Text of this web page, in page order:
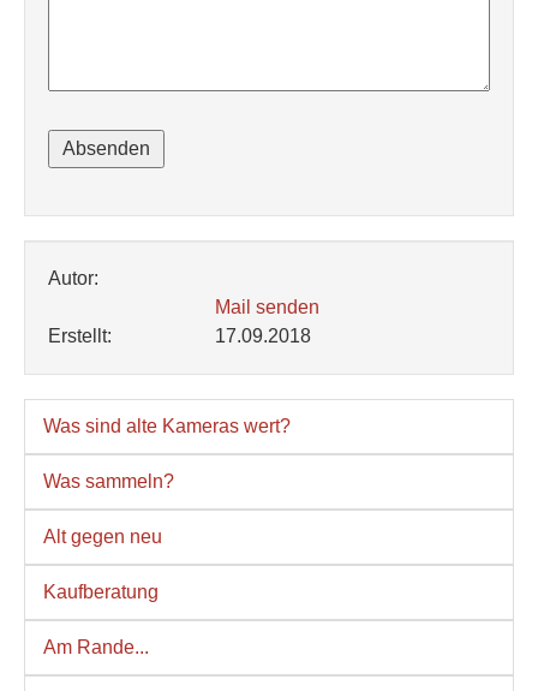
Autor:
Mail senden
Erstellt:
17.09.2018
Was sind alte Kameras wert?
Was sammeln?
Alt gegen neu
Kaufberatung
Am Rande...